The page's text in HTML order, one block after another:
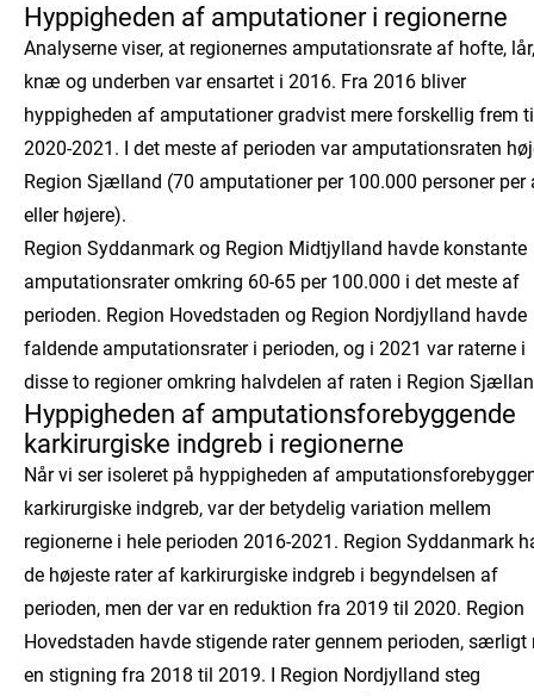
Hyppigheden af amputationer i regionerne
Analyserne viser, at regionernes amputationsrate af hofte, lår,
knæ og underben var ensartet i 2016. Fra 2016 bliver
hyppigheden af amputationer gradvist mere forskellig frem
2020-2021. I det meste af perioden var amputationsraten
Region Sjælland (70 amputationer per 100.000 personer per
eller højere).
Region Syddanmark og Region Midtjylland havde konstante
amputationsrater omkring 60-65 per 100.000 i det meste af
perioden. Region Hovedstaden og Region Nordjylland havde
faldende amputationsrater i perioden, og i 2021 var raterne i
disse to regioner omkring halvdelen af raten i Region
Hyppigheden af amputationsforebyggende
karkirurgiske indgreb i regionerne
Når vi ser isoleret på hyppigheden af
karkirurgiske indgreb, var der betydelig variation mellem
regionerne i hele perioden 2016-2021. Region Syddanmark
de højeste rater af karkirurgiske indgreb i begyndelsen af
perioden, men der var en reduktion fra 2019 til 2020. Region
Hovedstaden havde stigende rater gennem perioden, særligt
en stigning fra 2018 til 2019. I Region Nordjylland steg